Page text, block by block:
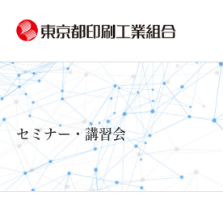
セミナー・講習会